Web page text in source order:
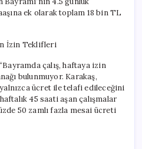
ek olarak toplam 18 bin TL
İzin Teklifleri
çalış, haftaya izin
bulunmuyor. Karakaş,
ücret ile telafi edileceğini
45 saati aşan çalışmalar
50 zamlı fazla mesai ücreti